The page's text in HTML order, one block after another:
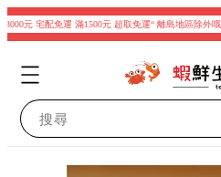
元 宅配免運 滿1500元 超取免運“ 離島地區除外哦~
搜尋